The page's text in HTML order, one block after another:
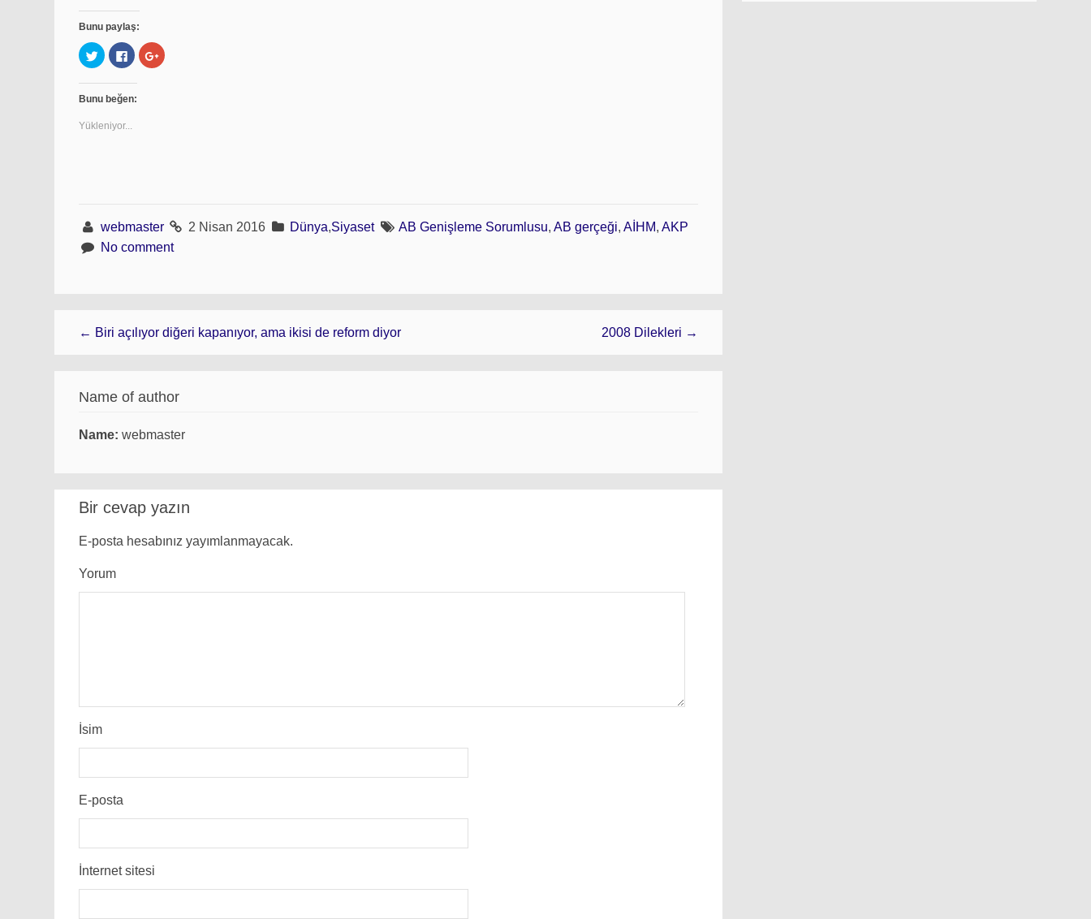
Bunu paylaş:
Twitter
üzerinde
paylaşmak
için
tıklayın
(Yeni
açılır)
Facebook'ta
paylaşmak
tıklayın
pencerede
Google+
üzerinde
Bunu beğen:
Yükleniyor...
webmaster 2 Nisan 2016 Dünya,Siyaset AB Genişleme Sorumlusu, AB gerçeği, AİHM, AKP
No comment
← Biri açılıyor diğeri kapanıyor, ama ikisi de reform diyor 2008 Dilekleri →
Name of author
Name:webmaster
Bir cevap yazın
E-posta hesabınız yayımlanmayacak.
Yorum
İsim
E-posta
İnternet sitesi